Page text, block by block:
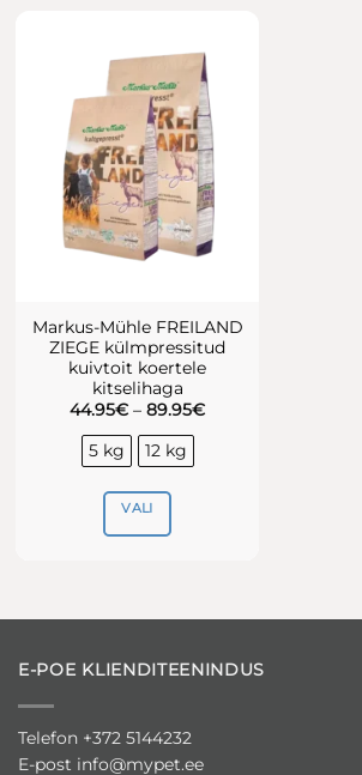
mitu
varianti.
Valikuid
saab
teha
tootelehel.
Markus-Mühle FREILAND
ZIEGE külmpressitud
kuivtoit koertele
kitselihaga
44.95€ – 89.95€Hinnavahemik:
5 kg 12 kg
VALI
Valikuid
teha
tootelehel.
E-POE KLIENDITEENINDUS
Telefon +372 5144232
E-post info@mypet.ee